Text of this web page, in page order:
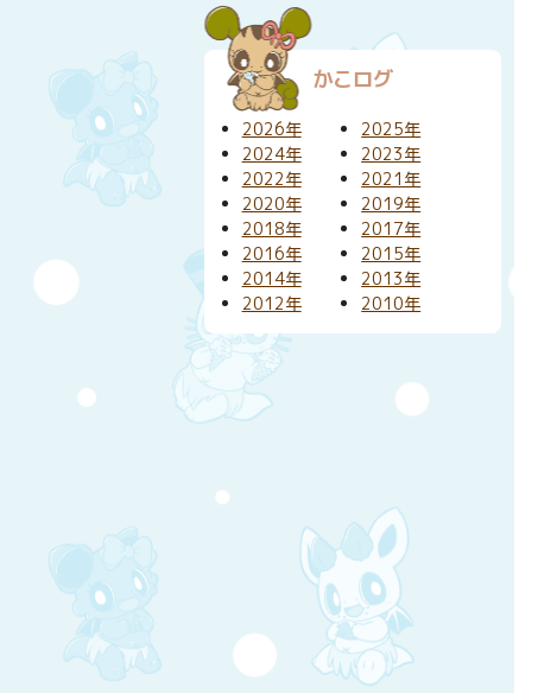
かこログ
2026年
2025年
2024年
2023年
2022年
2021年
2020年
2019年
2018年
2017年
2016年
2015年
2014年
2013年
2012年
2010年